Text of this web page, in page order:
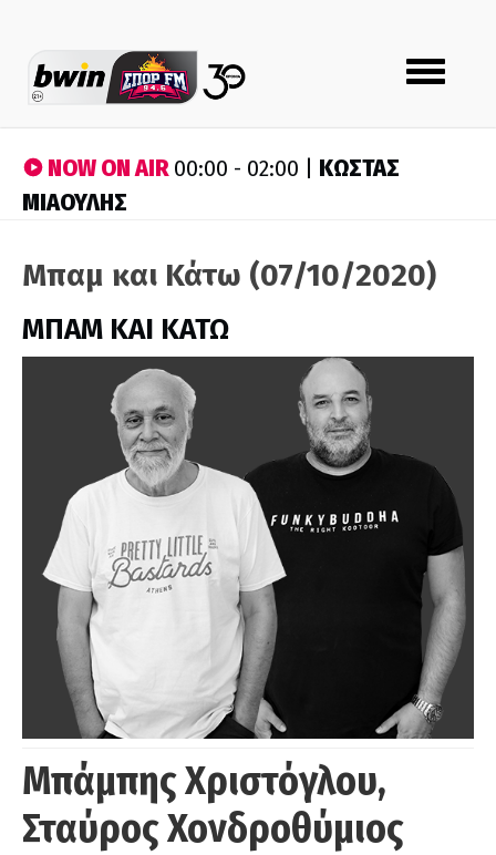
Toggle
navigation
NOW ON AIR00:00 - 02:00 | ΚΩΣΤΑΣ
ΜΙΑΟΥΛΗΣ
Μπαμ και Κάτω (07/10/2020)
ΜΠΑΜ ΚΑΙ ΚΑΤΩ
Μπάμπης Χριστόγλου,
Σταύρος Χονδροθύμιος